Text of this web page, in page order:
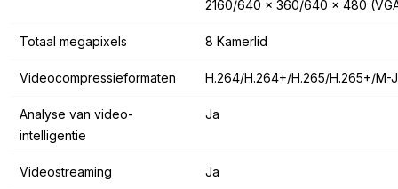
2160/640 x 360/640 x 480
Totaal megapixels 8 Kamerlid
Videocompressieformaten H.264/H.264+/H.265/H.265+/M-
Analyse van video-
intelligentie
Ja
Videostreaming Ja